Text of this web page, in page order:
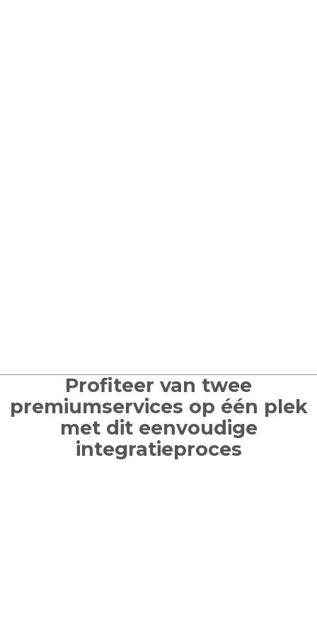
Profiteer van twee
premiumservices op één plek
met dit eenvoudige
integratieproces